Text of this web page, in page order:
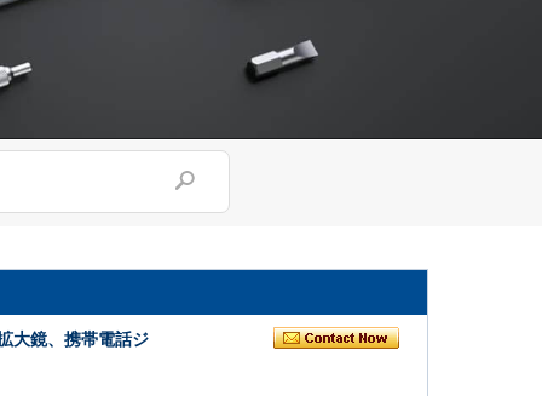
大鏡、携帯電話ジ